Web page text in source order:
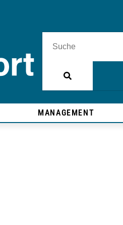
MANAGEMENT